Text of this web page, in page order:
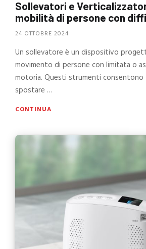
Sollevatori e
mobilità di persone con
24 OTTOBRE 2024
Un sollevatore è un dispositivo
movimento di persone con limitata o
motoria. Questi strumenti consentono
spostare …
CONTINUA